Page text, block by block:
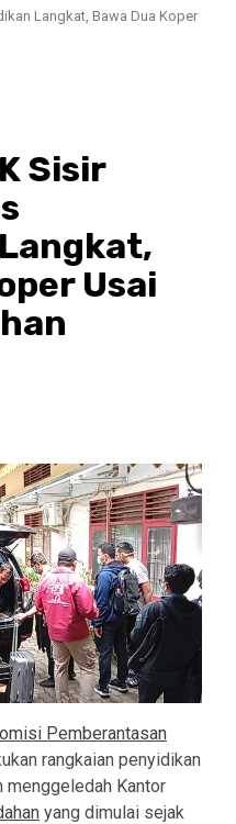
Langkat, Bawa Dua Koper
Sisir
Usai
Pemberantasan
rangkaian penyidikan
menggeledah Kantor
yang dimulai sejak